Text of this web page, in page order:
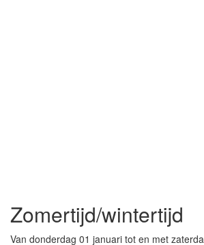
Zomertijd/wintertijd
Van donderdag 01 januari tot en met